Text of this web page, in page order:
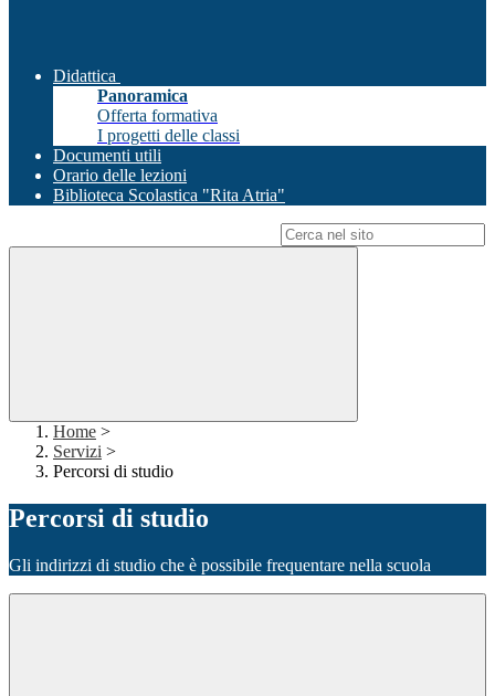
Didattica
Panoramica
Offerta formativa
I progetti delle classi
Documenti utili
Orario delle lezioni
Biblioteca Scolastica "Rita Atria"
Home >
Servizi >
Percorsi di studio
Percorsi di studio
Gli indirizzi di studio che è possibile frequentare nella scuola